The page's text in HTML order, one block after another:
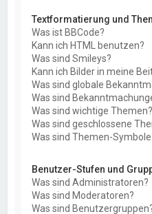
Textformatierung und
Was ist BBCode?
Kann ich HTML benutzen?
Was sind Smileys?
Kann ich Bilder in meine
Was sind globale
Was sind
Was sind wichtige Themen?
Was sind geschlossene
Was sind Themen-
Benutzer-Stufen und
Was sind Administratoren?
Was sind Moderatoren?
Was sind